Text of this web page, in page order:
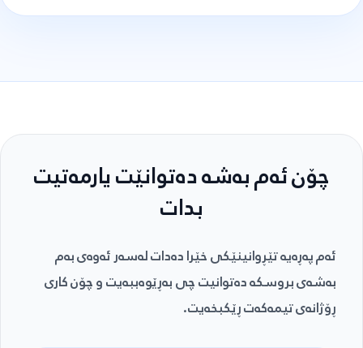
چۆن ئەم بەشە دەتوانێت یارمەتیت
بدات
ئەم پەڕەیە تێڕوانینێکی خێرا دەدات لەسەر ئەوەی بەم
بەشەی بروسکە دەتوانیت چی بەڕێوەببەیت و چۆن کاری
ڕۆژانەی تیمەکەت ڕێکبخەیت.